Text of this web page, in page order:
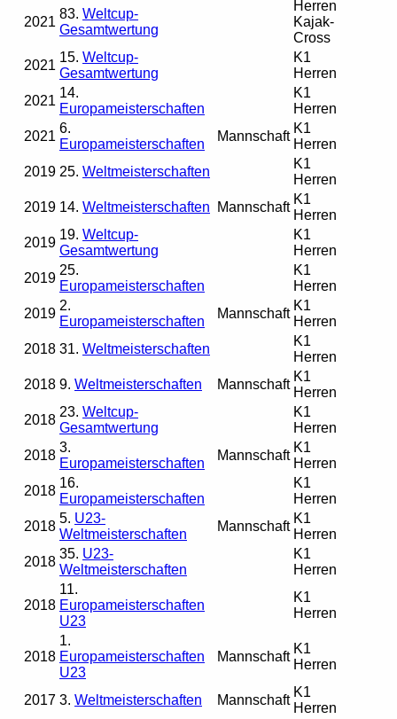
2021
83. Weltcup-
Gesamtwertung
Herren
Kajak-
Cross
2021
15. Weltcup-
Gesamtwertung
K1
Herren
2021
14.
Europameisterschaften
K1
Herren
2021
6.
Europameisterschaften
Mannschaft
K1
Herren
2019 25. Weltmeisterschaften
K1
Herren
2019 14. Weltmeisterschaften Mannschaft
K1
Herren
2019
19. Weltcup-
Gesamtwertung
K1
Herren
2019
25.
Europameisterschaften
K1
Herren
2019
2.
Europameisterschaften
Mannschaft
K1
Herren
2018 31. Weltmeisterschaften
K1
Herren
2018 9. Weltmeisterschaften Mannschaft
K1
Herren
2018
23. Weltcup-
Gesamtwertung
K1
Herren
2018
3.
Europameisterschaften
Mannschaft
K1
Herren
2018
16.
Europameisterschaften
K1
Herren
2018
5. U23-
Weltmeisterschaften
Mannschaft
K1
Herren
2018
35. U23-
Weltmeisterschaften
K1
Herren
2018
11.
Europameisterschaften
U23
K1
Herren
2018
1.
Europameisterschaften
U23
Mannschaft
K1
Herren
2017 3. Weltmeisterschaften Mannschaft
K1
Herren